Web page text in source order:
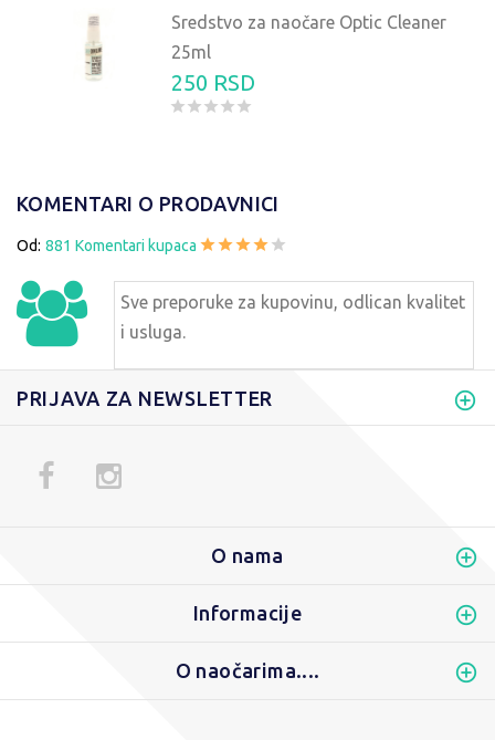
Sredstvo za naočare Optic Cleaner
25ml
250 RSD
KOMENTARI O PRODAVNICI
Od: 881 Komentari kupaca
Sve preporuke za kupovinu, odlican kvalitet
i usluga.
PRIJAVA ZA NEWSLETTER
O nama
Informacije
O naočarima....